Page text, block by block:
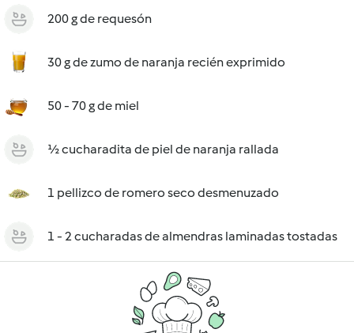
200 g de requesón
30 g de zumo de naranja recién exprimido
50 - 70 g de miel
½ cucharadita de piel de naranja rallada
1 pellizco de romero seco desmenuzado
1 - 2 cucharadas de almendras laminadas tostadas